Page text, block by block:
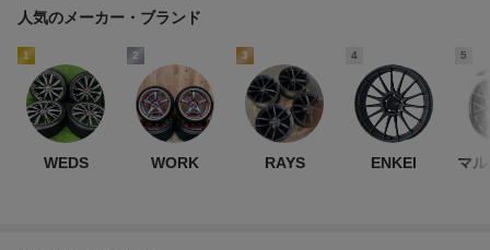
人気のメーカー・ブランド
1
WEDS
2
WORK
3
RAYS
4
ENKEI
5
マ